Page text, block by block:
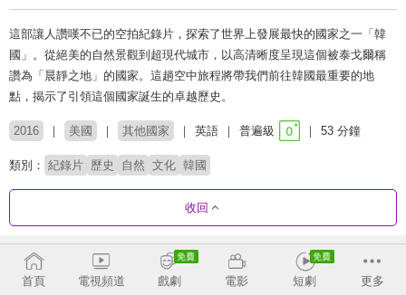
這部讓人讚嘆不已的空拍紀錄片，探索了世界上發展最快的國家之一「韓
國」。從絕美的自然景觀到超現代城市，以高清晰度呈現這個被泰戈爾稱
讚為「晨靜之地」的國家。這趟空中旅程將帶我們前往韓國最重要的地
點，揭示了引領這個國家誕生的卓越歷史。
2016 美國 其他國家 英語 普遍級 53 分鐘
類別： 紀錄片 歷史 自然 文化 韓國
收回
劇集列表
正序
首頁
電視頻道 戲劇 電影 短劇 更多